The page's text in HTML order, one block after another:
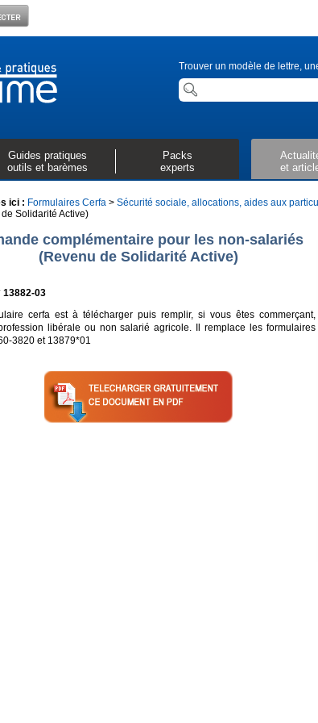
Trouver un modèle de lettre,
Guides pratiques
outils et barèmes
Packs
experts
et
ici : Formulaires Cerfa > Sécurité sociale, allocations, aides aux
Solidarité Active)
complémentaire pour les non-salariés
(Revenu de Solidarité Active)
13882-03
cerfa est à télécharger puis remplir, si vous êtes commerçant,
libérale ou non salarié agricole. Il remplace les formulaires
3820 et 13879*01